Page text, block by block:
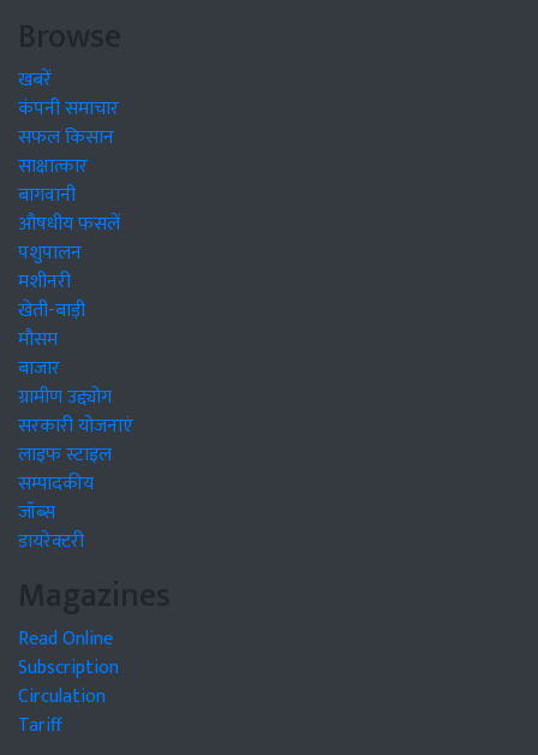
Browse
खबरें
कंपनी समाचार
सफल किसान
साक्षात्कार
बागवानी
औषधीय फसलें
पशुपालन
मशीनरी
खेती-बाड़ी
मौसम
बाजार
ग्रामीण उद्द्योग
सरकारी योजनाएं
लाइफ स्टाइल
सम्पादकीय
जॉब्स
डायरेक्टरी
Magazines
Read Online
Subscription
Circulation
Tariff